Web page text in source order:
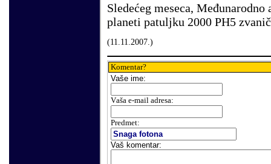
Sledećeg meseca,
planeti patuljku 2000 PH5
(11.11.2007.)
Komentar?
Vaše ime:
Vaša e-mail adresa:
Predmet:
Vaš komentar: